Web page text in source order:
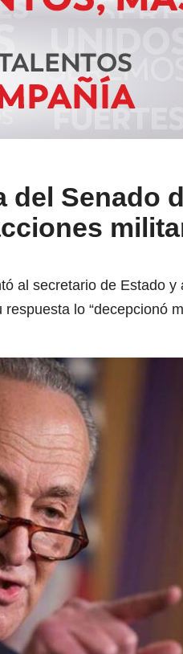
del Senado
al secretario de Estado
lo “decepcionó